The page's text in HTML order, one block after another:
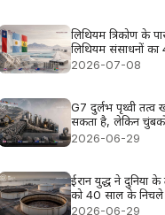
लिथियम त्रिकोण के
लिथियम संसाधनों
2028 में इसका
2026-07-08
G7 दुर्लभ पृथ्वी तत्व
सकता है, लेकिन
पहुँचने से पहले आपूर्ति-
2026-06-29
ईरान युद्ध ने दुनिया
को 40 साल के
घटा दिया
2026-06-29